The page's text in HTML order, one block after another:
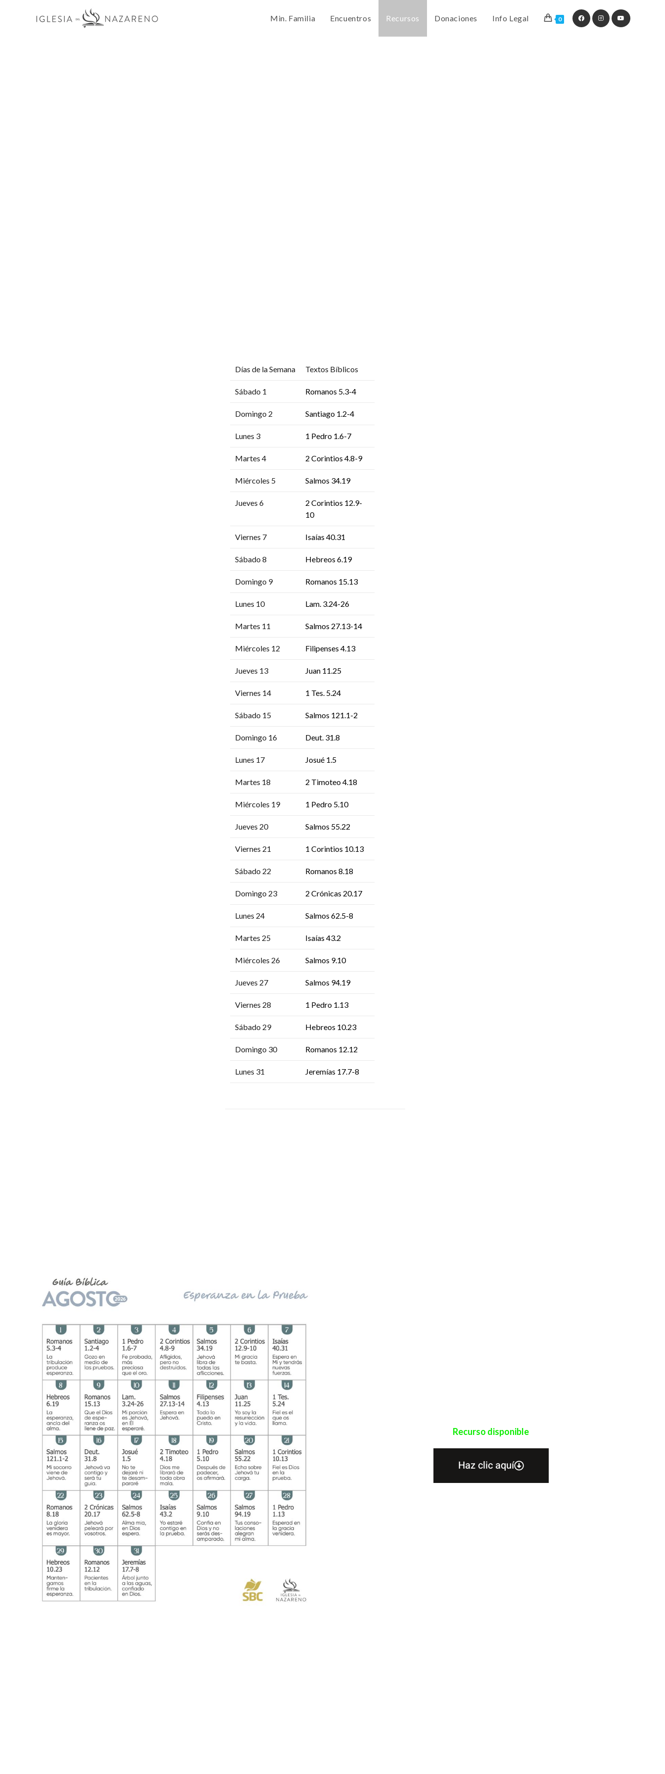
Min. Familia Encuentros Recursos Donaciones Info Legal 0
Días de la Semana Textos Bíblicos
Sábado 1 Romanos 5.3-4
Domingo 2 Santiago 1.2-4
Lunes 3 1 Pedro 1.6-7
Martes 4 2 Corintios 4.8-9
Miércoles 5 Salmos 34.19
Jueves 6
2 Corintios 12.9-
10
Viernes 7 Isaías 40.31
Sábado 8 Hebreos 6.19
Domingo 9 Romanos 15.13
Lunes 10 Lam. 3.24-26
Martes 11 Salmos 27.13-14
Miércoles 12 Filipenses 4.13
Jueves 13 Juan 11.25
Viernes 14 1 Tes. 5.24
Sábado 15 Salmos 121.1-2
Domingo 16 Deut. 31.8
Lunes 17 Josué 1.5
Martes 18 2 Timoteo 4.18
Miércoles 19 1 Pedro 5.10
Jueves 20 Salmos 55.22
Viernes 21 1 Corintios 10.13
Sábado 22 Romanos 8.18
Domingo 23 2 Crónicas 20.17
Lunes 24 Salmos 62.5-8
Martes 25 Isaías 43.2
Miércoles 26 Salmos 9.10
Jueves 27 Salmos 94.19
Viernes 28 1 Pedro 1.13
Sábado 29 Hebreos 10.23
Domingo 30 Romanos 12.12
Lunes 31 Jeremías 17.7-8
Recurso disponible
Haz clic aquí